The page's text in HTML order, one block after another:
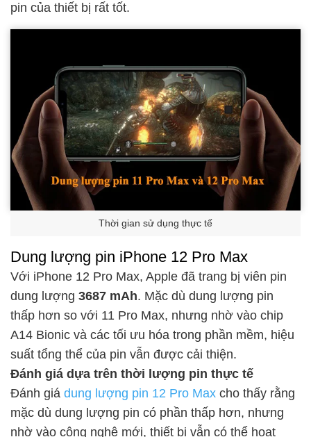
pin của thiết bị rất tốt.
Thời gian sử dụng thực tế
Dung lượng pin iPhone 12 Pro Max
Với iPhone 12 Pro Max, Apple đã trang bị viên pin
dung lượng 3687 mAh. Mặc dù dung lượng pin
thấp hơn so với 11 Pro Max, nhưng nhờ vào chip
A14 Bionic và các tối ưu hóa trong phần mềm, hiệu
suất tổng thể của pin vẫn được cải thiện.
Đánh giá dựa trên thời lượng pin thực tế
Đánh giá dung lượng pin 12 Pro Max cho thấy rằng
mặc dù dung lượng pin có phần thấp hơn, nhưng
nhờ vào công nghệ mới, thiết bị vẫn có thể hoạt